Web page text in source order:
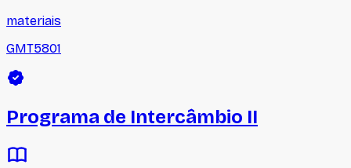
materiais
GMT5801
Programa de Intercâmbio II